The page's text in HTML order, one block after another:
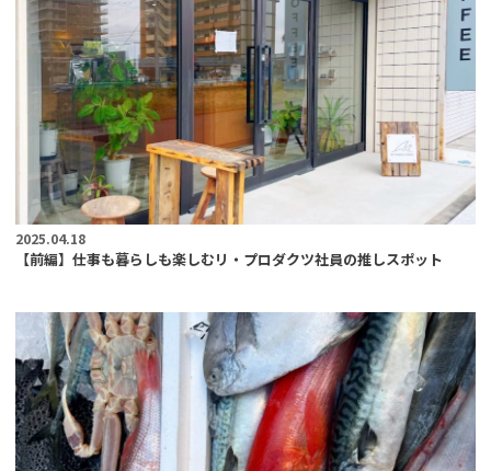
2025.04.18
【前編】仕事も暮らしも楽しむリ・プロダクツ社員の推しスポット